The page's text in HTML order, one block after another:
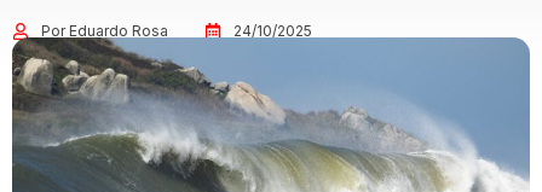
Por Eduardo Rosa 24/10/2025